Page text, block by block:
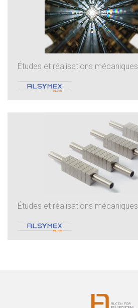
Études et réalisations mécaniques
Études et réalisations mécaniques